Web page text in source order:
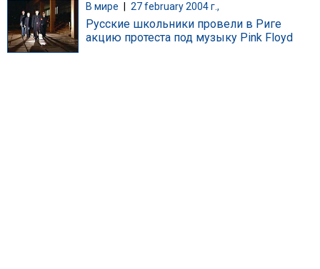
В мире 27 february 2004 г.,
Русские школьники провели в Риге
акцию протеста под музыку Pink Floyd